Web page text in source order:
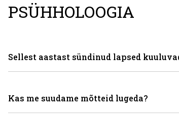
PSÜHHOLOOGIA
Sellest aastast sündinud lapsed
Kas me suudame mõtteid lugeda?